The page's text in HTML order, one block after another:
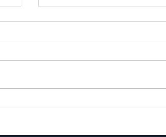
termine la saison en